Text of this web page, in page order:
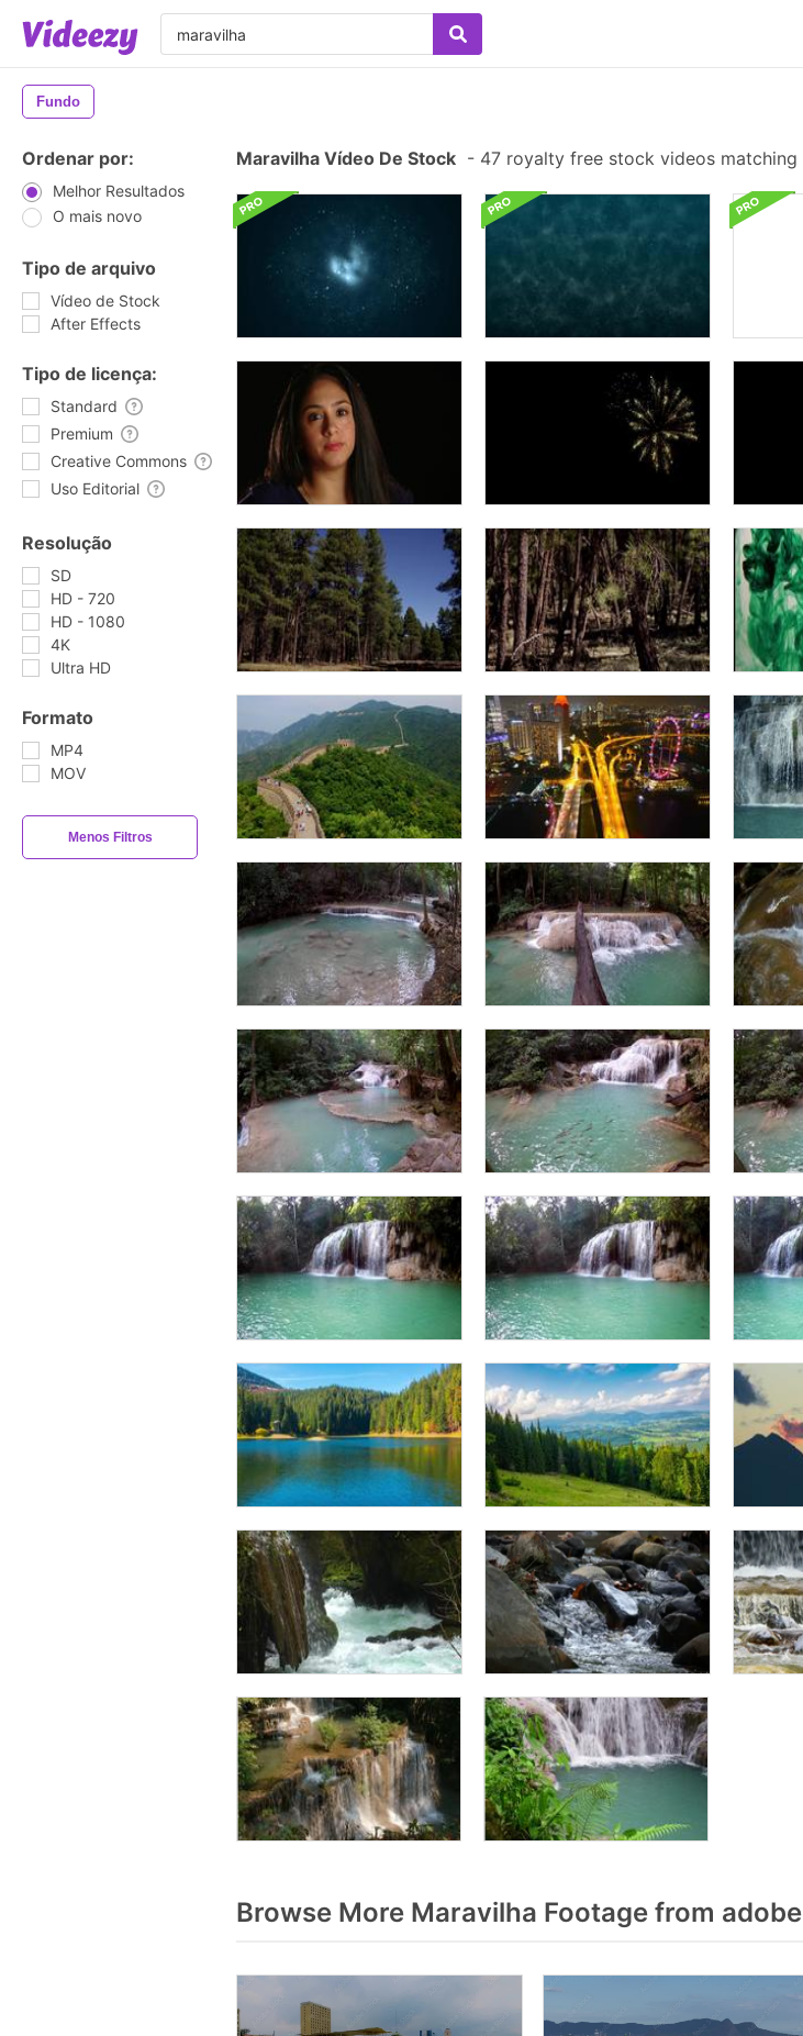
Fundo
Ordenar por:
Melhor Resultados
O mais novo
Tipo de arquivo
Vídeo de Stock
After Effects
Tipo de licença:
Standard
Premium
Creative Commons
Uso Editorial
Resolução
SD
HD - 720
HD - 1080
4K
Ultra HD
Formato
MP4
MOV
Menos Filtros
Maravilha Vídeo De Stock - 47 royalty free stock videos matching
Browse More Maravilha Footage from adobe